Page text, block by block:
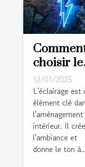
choisir le
parfait
néon
pour
votre
intérieur
12/01/2025
L'éclairage est
élément clé
l'aménagement
intérieur. Il crée
l'ambiance et
donne le ton